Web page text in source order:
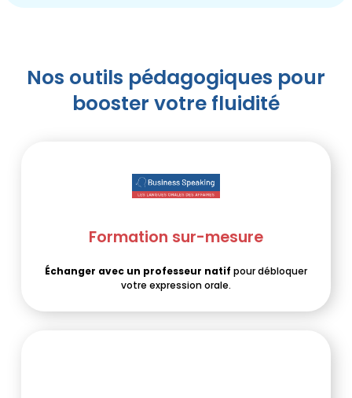
Nos outils pédagogiques pour
booster votre fluidité
Formation sur-mesure
Échanger avec un professeur natif pour débloquer
votre expression orale.